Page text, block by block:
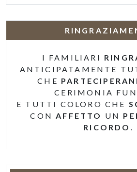
I FAMILIARI
ANTICIPATAMENTE
CHE
CERIMONIA
E TUTTI COLORO CHE
CONAFFETTO UN
RICORDO .